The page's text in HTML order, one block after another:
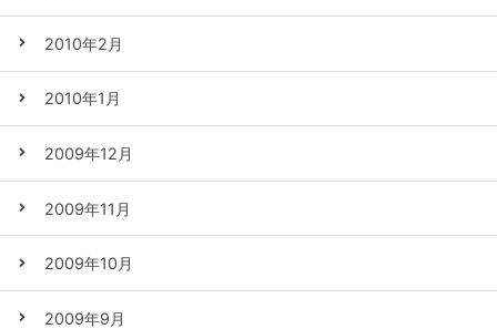
2010年2月
2010年1月
2009年12月
2009年11月
2009年10月
2009年9月